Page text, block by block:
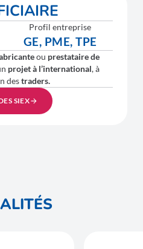
Profil entreprise
GE, PME, TPE
ou prestataire de
projet à l’international, à
destraders.
SIEX